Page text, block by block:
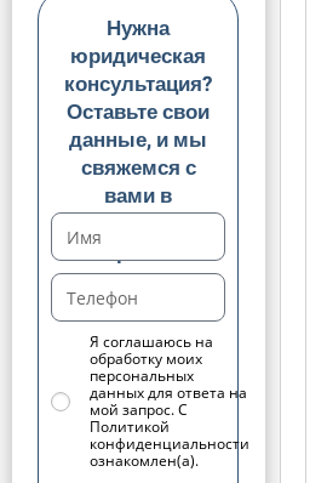
Нужна
юридическая
консультация?
Оставьте свои
данные, и мы
свяжемся с
вами в
время.
Я соглашаюсь на
обработку моих
персональных
данных для ответа на
мой запрос. С
Политикой
конфиденциальности
ознакомлен(а).